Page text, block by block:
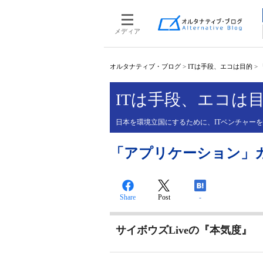
メディア
オルタナティブ・ブログ > ITは手段、エコは目的 >
ITは手段、エコは
日本を環境立国にするために、ITベンチャー
「アプリケーション
Share Post -
サイボウズLiveの『本気度』